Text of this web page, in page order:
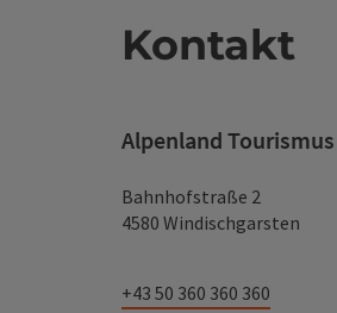
Kontakt
Alpenland
Bahnhofstraße 2
4580 Windischgarsten
+43 50 360 360 360